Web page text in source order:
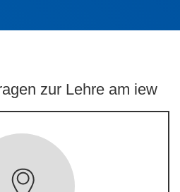
zur Lehre am iew